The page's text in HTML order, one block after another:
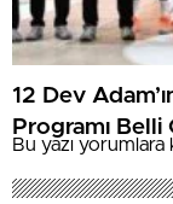
12 Dev
Programı Belli
Bu yazı yorumlara